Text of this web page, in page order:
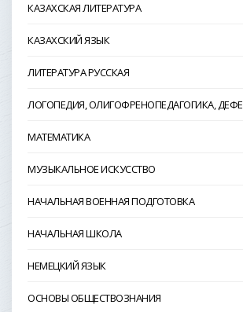
КАЗАХСКАЯ ЛИТЕРАТУРА
КАЗАХСКИЙ ЯЗЫК
ЛИТЕРАТУРА РУССКАЯ
ЛОГОПЕДИЯ, ОЛИГОФРЕНОПЕДАГОГИКА,
МАТЕМАТИКА
МУЗЫКАЛЬНОЕ ИСКУССТВО
НАЧАЛЬНАЯ ВОЕННАЯ ПОДГОТОВКА
НАЧАЛЬНАЯ ШКОЛА
НЕМЕЦКИЙ ЯЗЫК
ОСНОВЫ ОБЩЕСТВОЗНАНИЯ